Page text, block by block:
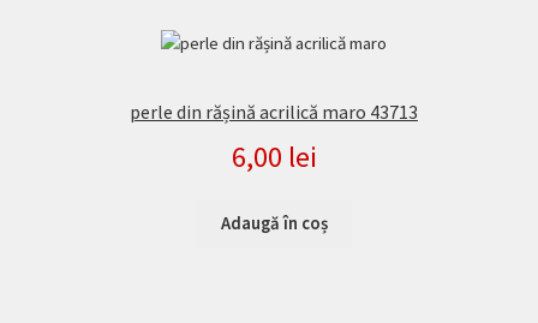
perle din rășină acrilică maro 43713
6,00 lei
Adaugă în coș